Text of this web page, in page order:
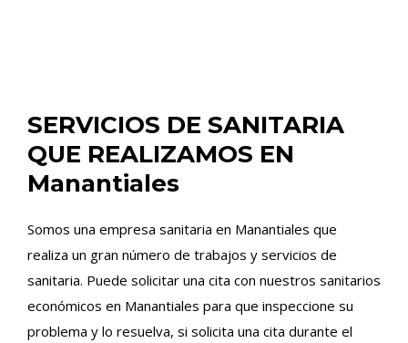
SERVICIOS DE SANITARIA
QUE REALIZAMOS EN
Manantiales
Somos una empresa sanitaria en Manantiales que
realiza un gran número de trabajos y servicios de
sanitaria. Puede solicitar una cita con nuestros sanitarios
económicos en Manantiales para que inspeccione su
problema y lo resuelva, si solicita una cita durante el